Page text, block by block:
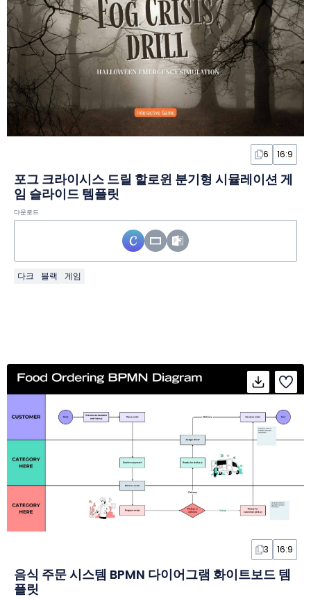
6 16:9
포그 크라이시스 드릴 할로윈 분기형 시뮬레이션 게
임 슬라이드 템플릿
다운로드
다크 블랙 게임
3 16:9
음식 주문 시스템 BPMN 다이어그램 화이트보드 템
플릿